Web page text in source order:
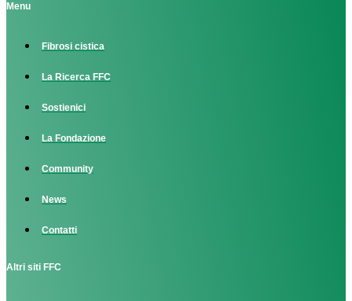
Menu
Fibrosi cistica
La Ricerca FFC
Sostienici
La Fondazione
Community
News
Contatti
Altri siti FFC